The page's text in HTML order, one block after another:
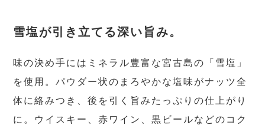
雪塩が引き立てる深い旨み。
味の決め手にはミネラル豊富な宮古島の「雪塩」
を使用。パウダー状のまろやかな塩味がナッツ全
体に絡みつき、後を引く旨みたっぷりの仕上がり
に。ウイスキー、赤ワイン、黒ビールなどのコク